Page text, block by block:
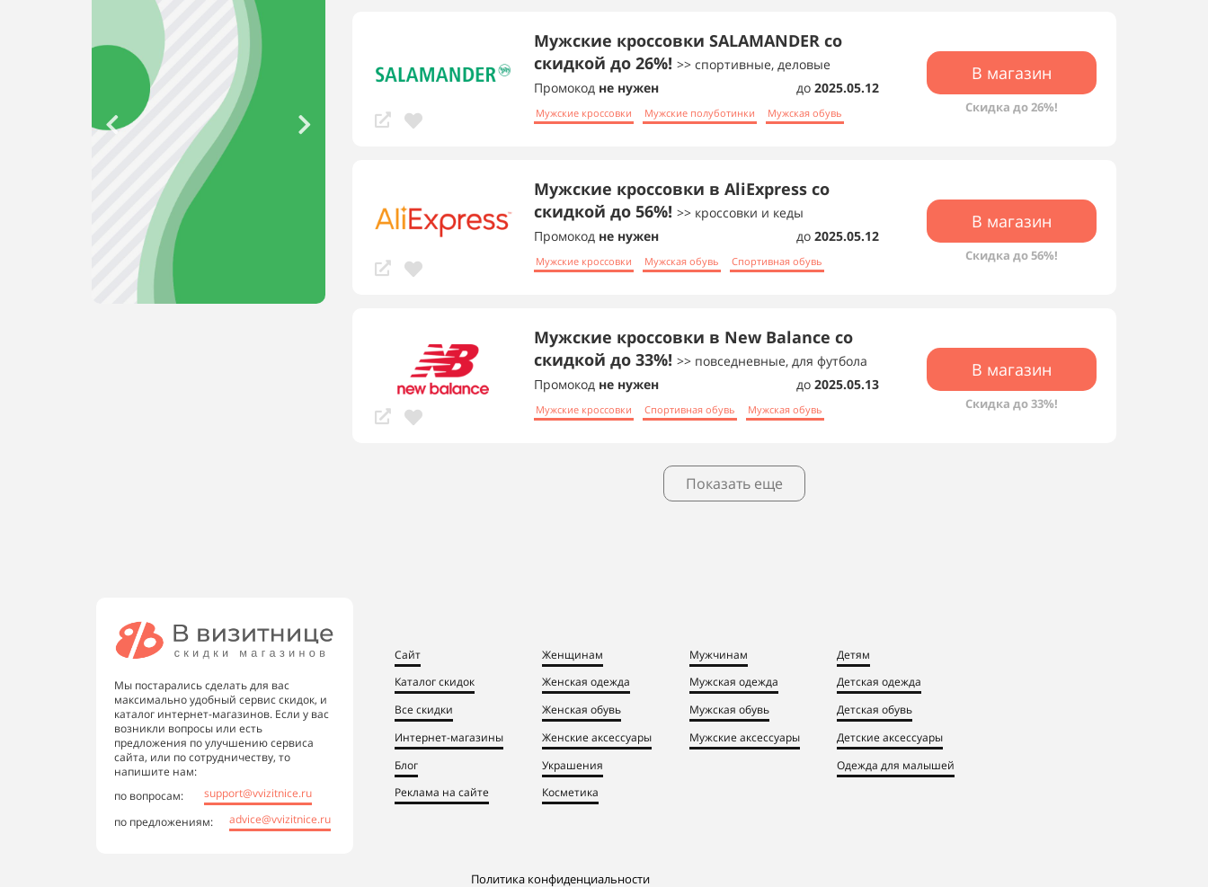
Мужские кроссовки SALAMANDER со
скидкой до 26%! >> спортивные, деловые
Промокод не нужен до 2025.05.12
Мужские кроссовки Мужские полуботинки Мужская обувь
В магазин
Скидка до 26%!
Мужские кроссовки в AliExpress со
скидкой до 56%! >> кроссовки и кеды
Промокод не нужен до 2025.05.12
Мужские кроссовки Мужская обувь Спортивная обувь
В магазин
Скидка до 56%!
Мужские кроссовки в New Balance со
скидкой до 33%! >> повседневные, для футбола
Промокод не нужен до 2025.05.13
Мужские кроссовки Спортивная обувь Мужская обувь
В магазин
Скидка до 33%!
Показать еще
Мы постарались сделать для вас
максимально удобный сервис скидок, и
каталог интернет-магазинов. Если у вас
возникли вопросы или есть
предложения по улучшению сервиса
сайта, или по сотрудничеству, то
напишите нам:
по вопросам:
support@vvizitnice.ru
по предложениям:
advice@vvizitnice.ru
Сайт
Каталог скидок
Все скидки
Интернет-магазины
Блог
Реклама на сайте
Женщинам
Женская одежда
Женская обувь
Женские аксессуары
Украшения
Косметика
Мужчинам
Мужская одежда
Мужская обувь
Мужские аксессуары
Детям
Детская одежда
Детская обувь
Детские аксессуары
Одежда для малышей
Политика конфиденциальности